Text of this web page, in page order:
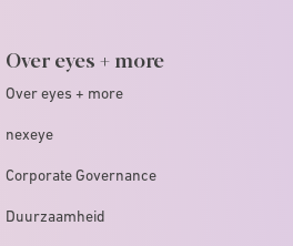
Over eyes + more
Over eyes + more
nexeye
Corporate Governance
Duurzaamheid